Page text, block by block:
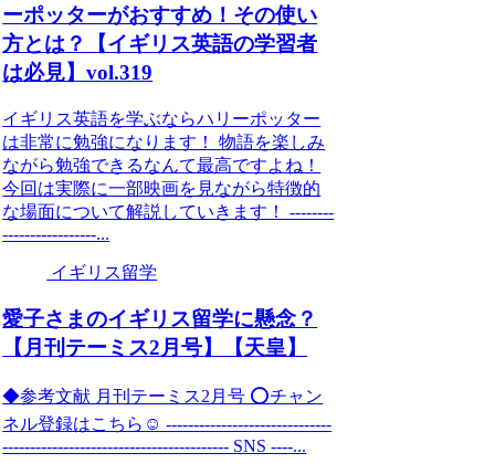
ーポッターがおすすめ！その使い
方とは？【イギリス英語の学習者
は必見】vol.319
イギリス英語を学ぶならハリーポッター
は非常に勉強になります！ 物語を楽しみ
ながら勉強できるなんて最高ですよね！
今回は実際に一部映画を見ながら特徴的
な場面について解説していきます！ --------
-----------------...
イギリス留学
愛子さまのイギリス留学に懸念？
【月刊テーミス2月号】【天皇】
◆参考文献 月刊テーミス2月号 ⭕️チャン
ネル登録はこちら☺️ ------------------------------
----------------------------------------- SNS ----...